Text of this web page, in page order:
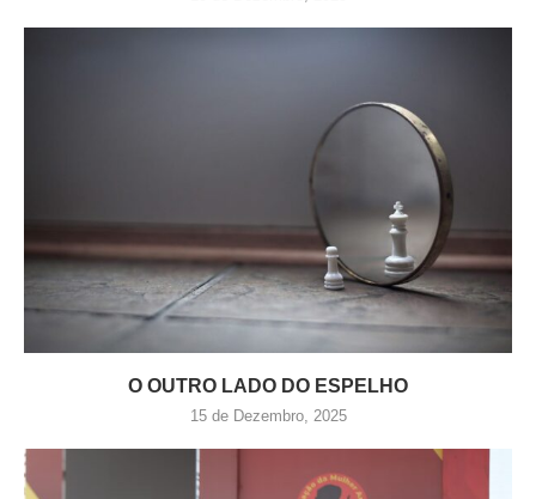
O OUTRO LADO DO ESPELHO
15 de Dezembro, 2025